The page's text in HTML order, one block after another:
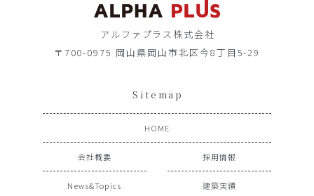
アルファプラス株式会社
〒700-0975 岡山県岡山市北区今8丁目5-29
Sitemap
HOME
会社概要 採用情報
News&Topics 建築実績